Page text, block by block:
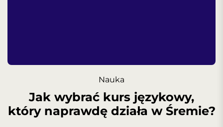
Nauka
Jak wybrać kurs językowy,
który naprawdę działa w Śremie?